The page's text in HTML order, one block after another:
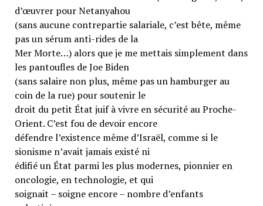
d’œuvrer pour Netanyahou
(sans aucune contrepartie salariale, c’est bête, même
pas un sérum anti-rides de la
Mer Morte…) alors que je me mettais simplement dans
les pantoufles de Joe Biden
(sans salaire non plus, même pas un hamburger au
coin de la rue) pour soutenir le
droit du petit État juif à vivre en sécurité au Proche-
Orient. C’est fou de devoir encore
défendre l’existence même d’Israël, comme si le
sionisme n’avait jamais existé ni
édifié un État parmi les plus modernes, pionnier en
oncologie, en technologie, et qui
soignait – soigne encore – nombre d’enfants